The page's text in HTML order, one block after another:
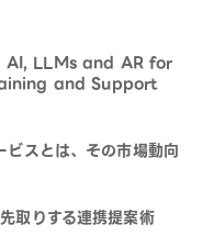
LLMs and AR for
and Support
ビスとは、その市場動向
取りする連携提案術